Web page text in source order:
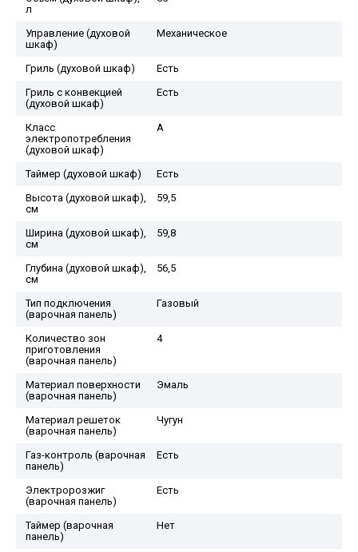
л
Управление (духовой
шкаф)
Механическое
Гриль (духовой шкаф)
Есть
Гриль с конвекцией
(духовой шкаф)
Есть
Класс
электропотребления
(духовой шкаф)
А
Таймер (духовой шкаф)
Есть
Высота (духовой шкаф),
см
59,5
Ширина (духовой шкаф),
см
59,8
Глубина (духовой шкаф),
см
56,5
Тип подключения
(варочная панель)
Газовый
Количество зон
приготовления
(варочная панель)
4
Материал поверхности
(варочная панель)
Эмаль
Материал решеток
(варочная панель)
Чугун
Газ-контроль (варочная
панель)
Есть
Электророзжиг
(варочная панель)
Есть
Таймер (варочная
панель)
Нет